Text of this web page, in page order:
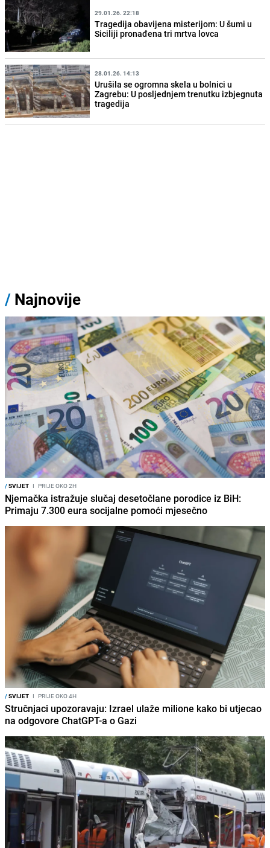
29.01.26. 22:18
Tragedija obavijena misterijom: U šumi u
Siciliji pronađena tri mrtva lovca
28.01.26. 14:13
Urušila se ogromna skela u bolnici u
Zagrebu: U posljednjem trenutku izbjegnuta
tragedija
/ Najnovije
/SVIJET I PRIJE OKO 2H
Njemačka istražuje slučaj desetočlane porodice iz BiH:
Primaju 7.300 eura socijalne pomoći mjesečno
/SVIJET I PRIJE OKO 4H
Stručnjaci upozoravaju: Izrael ulaže milione kako bi utjecao
na odgovore ChatGPT-a o Gazi